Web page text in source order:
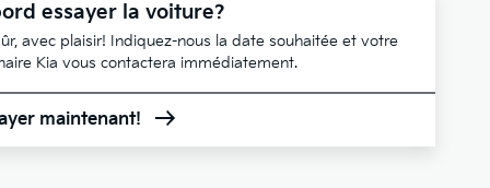
essayer la voiture?
avec plaisir! Indiquez-nous la date souhaitée et votre
Kia vous contactera immédiatement.
maintenant!